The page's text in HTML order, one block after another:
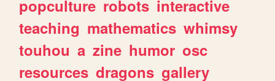
popculture robots interactive
teaching mathematics whimsy
touhou a zine humor osc
resources dragons gallery